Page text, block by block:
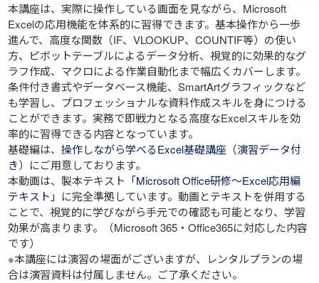
本講座は、実際に操作している画面を見ながら、Microsoft
Excelの応用機能を体系的に習得できます。基本操作から一歩
進んで、高度な関数（IF、VLOOKUP、COUNTIF等）の使い
方、ピボットテーブルによるデータ分析、視覚的に効果的なグ
ラフ作成、マクロによる作業自動化まで幅広くカバーします。
条件付き書式やデータベース機能、SmartArtグラフィックなど
も学習し、プロフェッショナルな資料作成スキルを身につける
ことができます。実務で即戦力となる高度なExcelスキルを効
率的に習得できる内容となっています。
基礎編は、操作しながら学べるExcel基礎講座（演習データ付
き） にご用意しております。
本動画は、製本テキスト 「Microsoft Office研修～Excel応用編
テキスト」 に完全準拠しています。動画とテキストを併用する
ことで、視覚的に学びながら手元での確認も可能となり、学習
効果が高まります。（Microsoft 365・Office365に対応した内容
です）
※本講座には演習の場面がございますが、レンタルプランの場
合は演習資料は付属しません。ご了承ください。